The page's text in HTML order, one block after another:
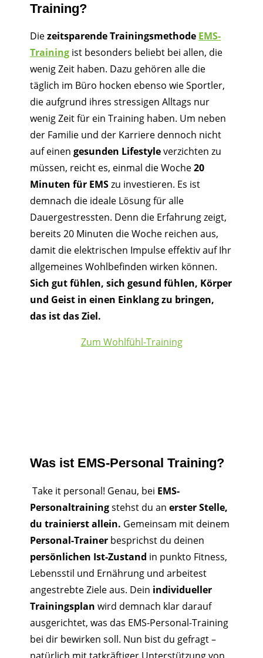
Training?
Diezeitsparende Trainingsmethode EMS-
Training ist besonders beliebt bei allen, die
wenig Zeit haben. Dazu gehören alle die
täglich im Büro hocken ebenso wie Sportler,
die aufgrund ihres stressigen Alltags nur
wenig Zeit für ein Training haben. Um neben
der Familie und der Karriere dennoch nicht
auf einengesunden Lifestyleverzichten zu
müssen, reicht es, einmal die Woche20
Minuten für EMSzu investieren. Es ist
demnach die ideale Lösung für alle
Dauergestressten. Denn die Erfahrung zeigt,
bereits 20 Minuten die Woche reichen aus,
damit die elektrischen Impulse effektiv auf Ihr
allgemeines Wohlbefinden wirken können.
Sich gut fühlen, sich gesund fühlen, Körper
und Geist in einen Einklang zu bringen,
das ist das Ziel.
Zum Wohlfühl-Training
Was ist EMS-Personal Training?
Take it personal! Genau, bei EMS-
Personaltrainingstehst du anerster Stelle,
du trainierst allein. Gemeinsam mit deinem
Personal-Trainer besprichst du deinen
persönlichen Ist-Zustand in punkto Fitness,
Lebensstil und Ernährung und arbeitest
angestrebte Ziele aus. Dein individueller
Trainingsplan wird demnach klar darauf
ausgerichtet, was das EMS-Personal-Training
bei dir bewirken soll. Nun bist du gefragt –